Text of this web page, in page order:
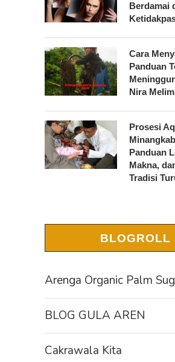
Berdamai
Cara
Panduan
Nira
Prosesi
Panduan
Makna,
Tradisi
BLOGROLL
Arenga Organic Palm
BLOG GULA AREN
Cakrawala Kita